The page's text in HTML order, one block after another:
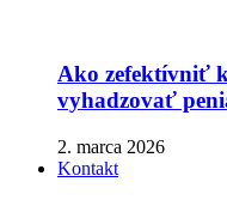
Ako zefektívniť
vyhadzovať
2. marca 2026
Kontakt